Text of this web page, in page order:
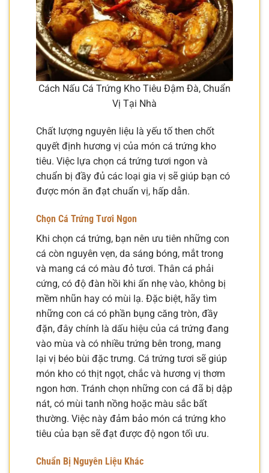
Cách Nấu Cá Trứng Kho Tiêu Đậm Đà, Chuẩn
Vị Tại Nhà
Chất lượng nguyên liệu là yếu tố then chốt
quyết định hương vị của món cá trứng kho
tiêu. Việc lựa chọn cá trứng tươi ngon và
chuẩn bị đầy đủ các loại gia vị sẽ giúp bạn có
được món ăn đạt chuẩn vị, hấp dẫn.
Chọn Cá Trứng Tươi Ngon
Khi chọn cá trứng, bạn nên ưu tiên những con
cá còn nguyên vẹn, da sáng bóng, mắt trong
và mang cá có màu đỏ tươi. Thân cá phải
cứng, có độ đàn hồi khi ấn nhẹ vào, không bị
mềm nhũn hay có mùi lạ. Đặc biệt, hãy tìm
những con cá có phần bụng căng tròn, đầy
đặn, đây chính là dấu hiệu của cá trứng đang
vào mùa và có nhiều trứng bên trong, mang
lại vị béo bùi đặc trưng. Cá trứng tươi sẽ giúp
món kho có thịt ngọt, chắc và hương vị thơm
ngon hơn. Tránh chọn những con cá đã bị dập
nát, có mùi tanh nồng hoặc màu sắc bất
thường. Việc này đảm bảo món cá trứng kho
tiêu của bạn sẽ đạt được độ ngon tối ưu.
Chuẩn Bị Nguyên Liệu Khác